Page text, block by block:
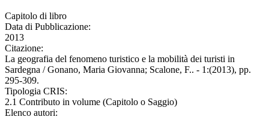
Capitolo di libro
Data di Pubblicazione:
2013
Citazione:
La geografia del fenomeno turistico e la mobilità dei turisti in
Sardegna / Gonano, Maria Giovanna; Scalone, F.. - 1:(2013), pp.
295-309.
Tipologia CRIS:
2.1 Contributo in volume (Capitolo o Saggio)
Elenco autori: